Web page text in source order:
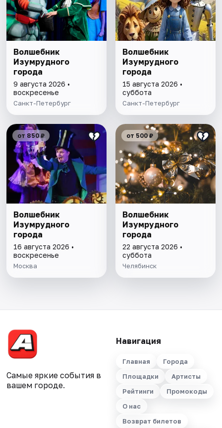
Волшебник
Изумрудного
города
9 августа 2026 •
воскресенье
Санкт-Петербург
Волшебник
Изумрудного
города
15 августа 2026 •
суббота
Санкт-Петербург
от 850 ₽
Волшебник
Изумрудного
города
16 августа 2026 •
воскресенье
Москва
от 500 ₽
Волшебник
Изумрудного
города
22 августа 2026 •
суббота
Челябинск
Самые яркие события в
вашем городе.
Навигация
Главная
Города
Площадки
Артисты
Рейтинги
Промокоды
О нас
Возврат билетов